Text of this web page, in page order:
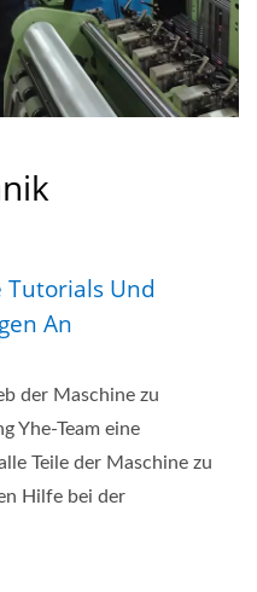
Tutorials Und
An
der Maschine zu
Yhe-Team eine
Teile der Maschine zu
Hilfe bei der